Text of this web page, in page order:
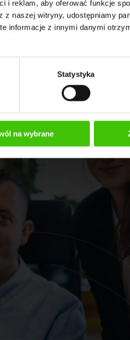
reklam, aby oferować funkcje
naszej witryny, udostępniamy
informacje z innymi danymi
Statystyka
na wybrane